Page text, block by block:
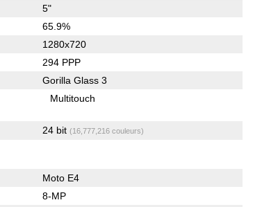
5"
65.9%
1280x720
294 PPP
Gorilla Glass 3
Multitouch
24 bit (16,777,216 couleurs)
Moto E4
8-MP